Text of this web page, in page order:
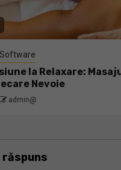
Software
la Relaxare:
Nevoie
admin@
răspuns